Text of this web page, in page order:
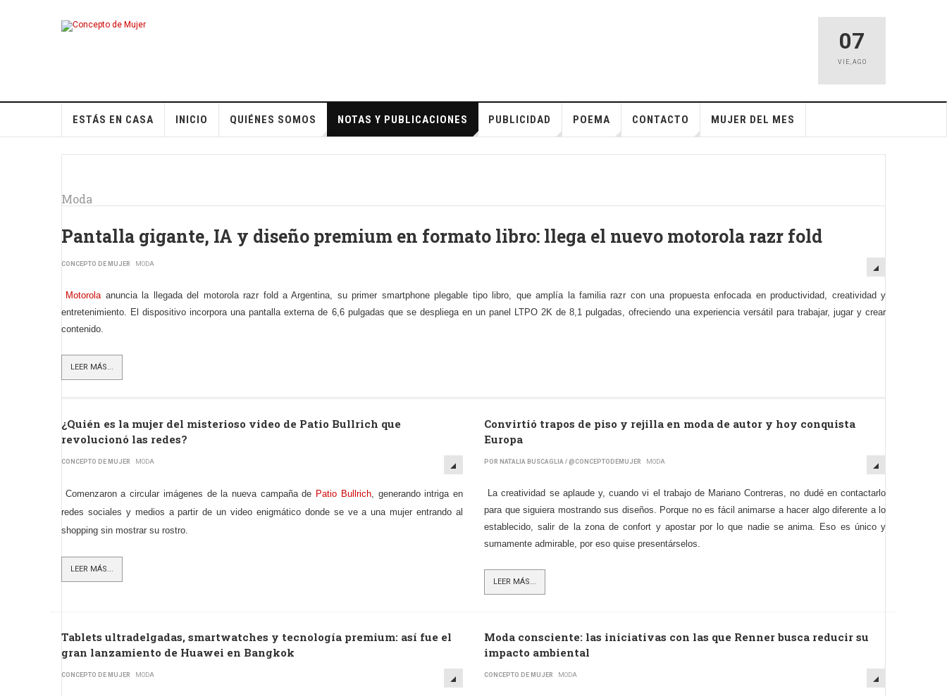
07
VIE , AGO
ESTÁS EN CASA INICIO QUIÉNES SOMOS NOTAS Y PUBLICACIONES PUBLICIDAD POEMA CONTACTO MUJER DEL MES
Moda
Pantalla gigante, IA y diseño premium en formato libro: llega el nuevo motorola razr fold
CONCEPTO DE MUJER MODA
Motorolaanuncia la llegada del motorola razr fold a Argentina, su primer smartphone plegable tipo libro, que amplía la familia razr con una propuesta enfocada en productividad, creatividad y
entretenimiento. El dispositivo incorpora una pantalla externa de 6,6 pulgadas que se despliega en un panel LTPO 2K de 8,1 pulgadas, ofreciendo una experiencia versátil para trabajar, jugar y crear
contenido.
LEER MÁS...
¿Quién es la mujer del misterioso video de Patio Bullrich que
revolucionó las redes?
CONCEPTO DE MUJER MODA
Comenzaron a circular imágenes de la nueva campaña de Patio Bullrich, generando intriga en
redes sociales y medios a partir de un video enigmático donde se ve a una mujer entrando al
shopping sin mostrar su rostro.
LEER MÁS...
Convirtió trapos de piso y rejilla en moda de autor y hoy conquista
Europa
POR NATALIA BUSCAGLIA / @CONCEPTODEMUJER MODA
La creatividad se aplaude y, cuando vi el trabajo de Mariano Contreras, no dudé en contactarlo
para que siguiera mostrando sus diseños. Porque no es fácil animarse a hacer algo diferente a lo
establecido, salir de la zona de confort y apostar por lo que nadie se anima. Eso es único y
sumamente admirable, por eso quise presentárselos.
LEER MÁS...
Tablets ultradelgadas, smartwatches y tecnología premium: así fue el
gran lanzamiento de Huawei en Bangkok
CONCEPTO DE MUJER MODA
Moda consciente: las iniciativas con las que Renner busca reducir su
impacto ambiental
CONCEPTO DE MUJER MODA